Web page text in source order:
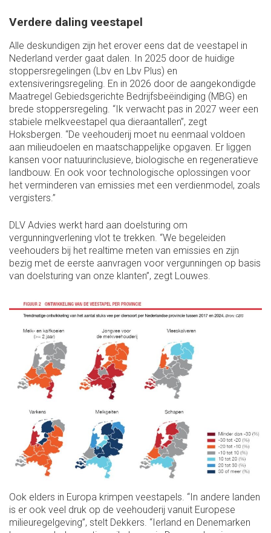
Verdere daling veestapel
Alle deskundigen zijn het erover eens dat de veestapel in
Nederland verder gaat dalen. In 2025 door de huidige
stoppersregelingen (Lbv en Lbv Plus) en
extensiveringsregeling. En in 2026 door de aangekondigde
Maatregel Gebiedsgerichte Bedrijfsbeëindiging (MBG) en
brede stoppersregeling. “Ik verwacht pas in 2027 weer een
stabiele melkveestapel qua dieraantallen”, zegt
Hoksbergen. “De veehouderij moet nu eenmaal voldoen
aan milieudoelen en maatschappelijke opgaven. Er liggen
kansen voor natuurinclusieve, biologische en regeneratieve
landbouw. En ook voor technologische oplossingen voor
het verminderen van emissies met een verdienmodel, zoals
vergisters.”
DLV Advies werkt hard aan doelsturing om
vergunningverlening vlot te trekken. “We begeleiden
veehouders bij het realtime meten van emissies en zijn
bezig met de eerste aanvragen voor vergunningen op basis
van doelsturing van onze klanten”, zegt Louwes.
Ook elders in Europa krimpen veestapels. “In andere landen
is er ook veel druk op de veehouderij vanuit Europese
milieuregelgeving”, stelt Dekkers. “Ierland en Denemarken